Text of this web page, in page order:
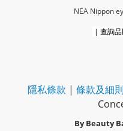
NEA Nippon
| 查詢
隱私條款 | 條款及細則
By Beauty